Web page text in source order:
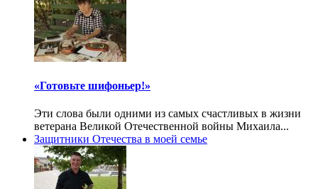
«Готовьте шифоньер!»
Эти слова были одними из самых счастливых в жизни
ветерана Великой Отечественной войны Михаила...
Защитники Отечества в моей семье